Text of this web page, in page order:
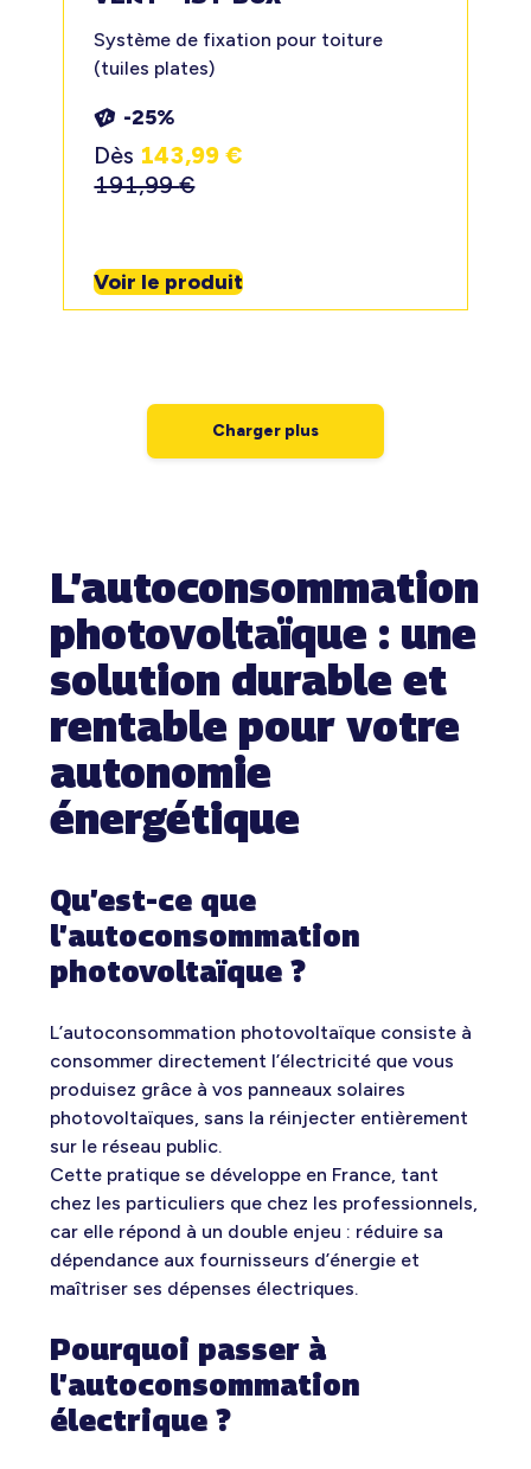
Système de fixation pour toiture
(tuiles plates)
-25%
Dès 143,99€
191,99€
Voir le produit
Charger plus
L’autoconsommation
photovoltaïque : une
solution durable et
rentable pour votre
autonomie
énergétique
Qu’est-ce que
l’autoconsommation
photovoltaïque ?
L’autoconsommation photovoltaïque consiste à
consommer directement l’électricité que vous
produisez grâce à vos panneaux solaires
photovoltaïques, sans la réinjecter entièrement
sur le réseau public.
Cette pratique se développe en France, tant
chez les particuliers que chez les professionnels,
car elle répond à un double enjeu : réduire sa
dépendance aux fournisseurs d’énergie et
maîtriser ses dépenses électriques.
Pourquoi passer à
l’autoconsommation
électrique ?